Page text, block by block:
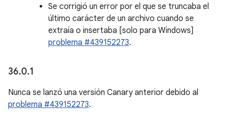
Se corrigió un error por el que se truncaba el
último carácter de un archivo cuando se
extraía o insertaba [solo para Windows]
problema #439152273.
36.0.1
Nunca se lanzó una versión Canary anterior debido al
problema #439152273.